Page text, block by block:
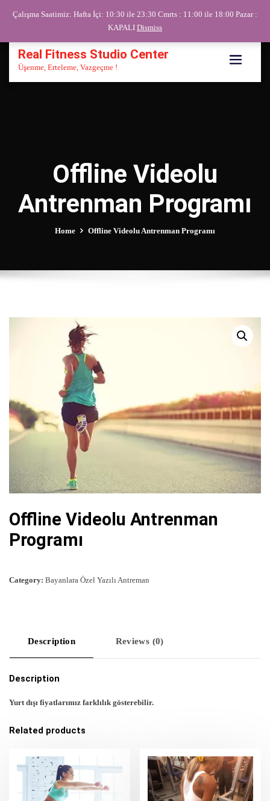
Real Fitness Studio Center
Üşenme, Erteleme, Vazgeçme !
Offline Videolu
Antrenman Programı
Home Offline Videolu Antrenman Programı
Offline Videolu Antrenman
Programı
Category: Bayanlara Özel Yazılı Antreman
Description Reviews (0)
Description
Yurt dışı fiyatlarımız farklılık gösterebilir.
Related products
Çalışma Saatimiz: Hafta İçi: 10:30 ile 23:30 Cmrts : 11:00 ile 18:00 Pazar :
KAPALI Dismiss